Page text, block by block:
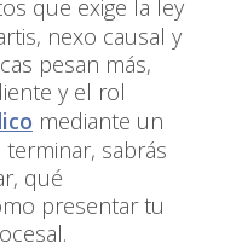
que exige la ley
, nexo causal y
pesan más,
y el rol
mediante un
terminar, sabrás
qué
presentar tu